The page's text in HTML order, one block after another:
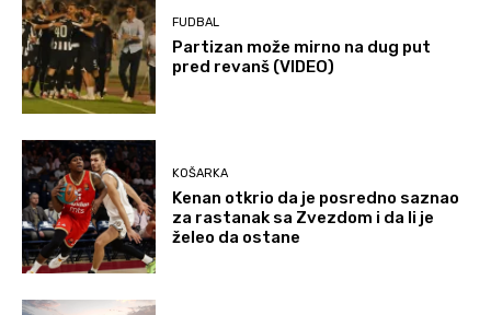
FUDBAL
Partizan može mirno na dug put
pred revanš (VIDEO)
KOŠARKA
Kenan otkrio da je posredno saznao
za rastanak sa Zvezdom i da li je
želeo da ostane